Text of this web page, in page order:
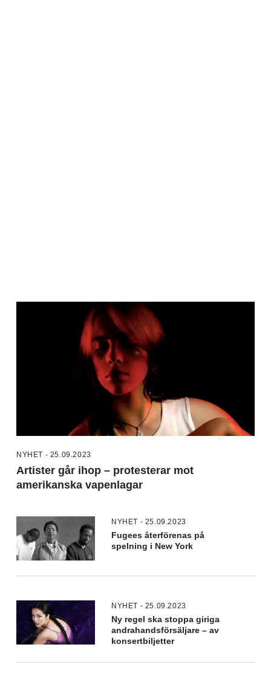
NYHET - 25.09.2023
Artister går ihop – protesterar mot
amerikanska vapenlagar
NYHET - 25.09.2023
Fugees återförenas på
spelning i New York
NYHET - 25.09.2023
Ny regel ska stoppa giriga
andrahandsförsäljare – av
konsertbiljetter